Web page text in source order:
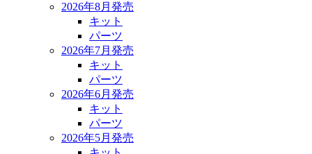
2026年8月発売
キット
パーツ
2026年7月発売
キット
パーツ
2026年6月発売
キット
パーツ
2026年5月発売